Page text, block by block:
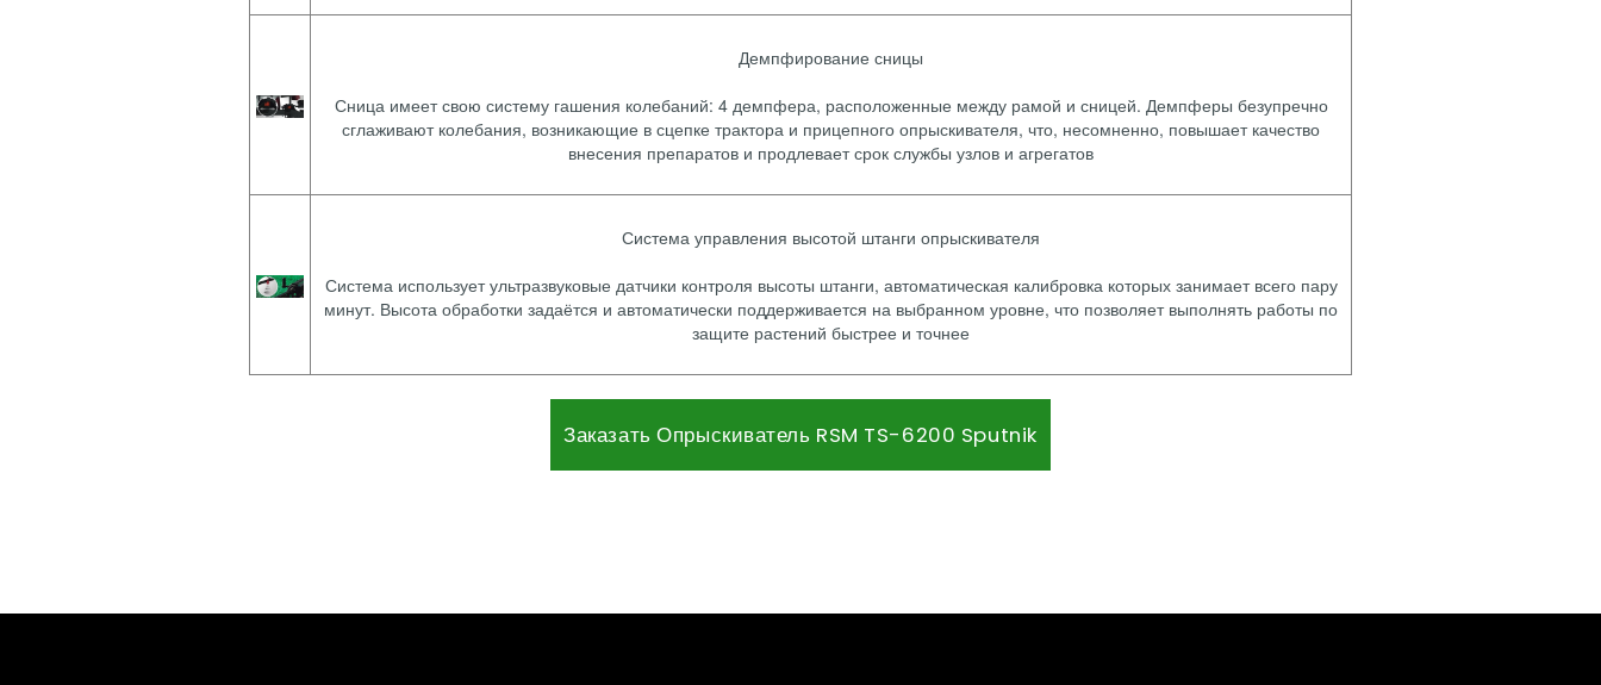
Демпфирование сницы
Сница имеет свою систему гашения колебаний: 4 демпфера, расположенные между рамой и сницей. Демпферы безупречно
сглаживают колебания, возникающие в сцепке трактора и прицепного опрыскивателя, что, несомненно, повышает качество
внесения препаратов и продлевает срок службы узлов и агрегатов
Система управления высотой штанги опрыскивателя
Система использует ультразвуковые датчики контроля высоты штанги, автоматическая калибровка которых занимает всего пару
минут. Высота обработки задаётся и автоматически поддерживается на выбранном уровне, что позволяет выполнять работы по
защите растений быстрее и точнее
Заказать Опрыскиватель RSM TS-6200 Sputnik